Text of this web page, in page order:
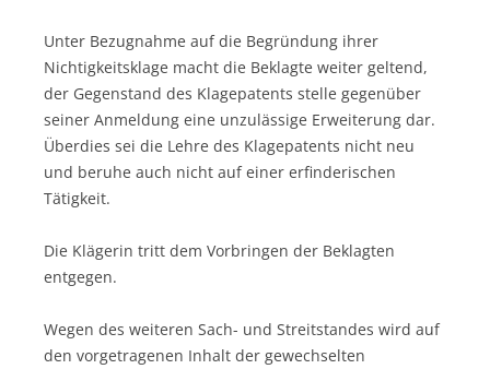
Unter Bezugnahme auf die Begründung ihrer
Nichtigkeitsklage macht die Beklagte weiter geltend,
der Gegenstand des Klagepatents stelle gegenüber
seiner Anmeldung eine unzulässige Erweiterung dar.
Überdies sei die Lehre des Klagepatents nicht neu
und beruhe auch nicht auf einer erfinderischen
Tätigkeit.
Die Klägerin tritt dem Vorbringen der Beklagten
entgegen.
Wegen des weiteren Sach- und Streitstandes wird auf
den vorgetragenen Inhalt der gewechselten